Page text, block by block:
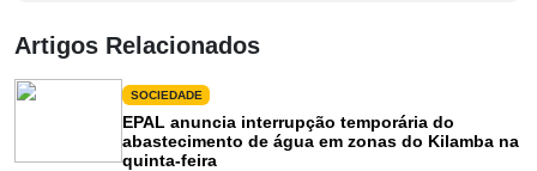
Artigos Relacionados
SOCIEDADE
EPAL anuncia interrupção temporária do
abastecimento de água em zonas do Kilamba na
quinta-feira